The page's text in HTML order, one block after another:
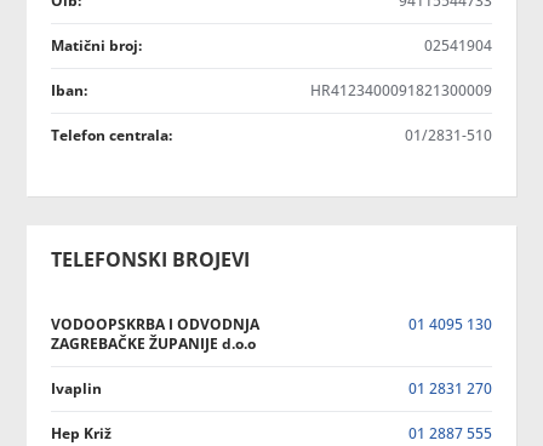
Matični broj: 02541904
Iban: HR4123400091821300009
Telefon centrala: 01/2831-510
TELEFONSKI BROJEVI
VODOOPSKRBA I ODVODNJA
ZAGREBAČKE ŽUPANIJE d.o.o
01 4095 130
Ivaplin 01 2831 270
Hep Križ 01 2887 555